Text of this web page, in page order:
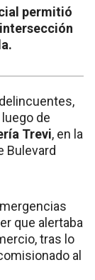
permitió
de
Trevi, en la
Bulevard
que alertaba
tras lo
al